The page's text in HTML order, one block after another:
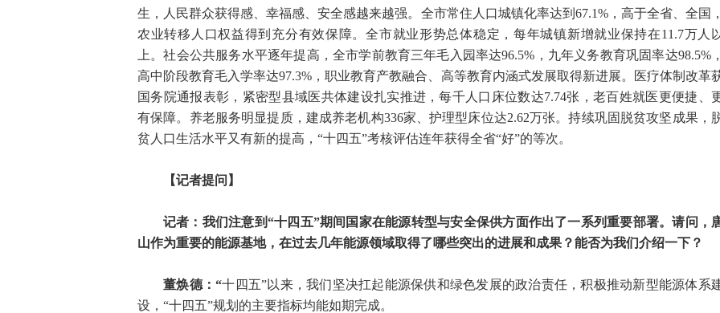
生，人民群众获得感、幸福感、安全感越来越强。全市常住人口城镇化率达到67.1%，高于全省、全国，
农业转移人口权益得到充分有效保障。全市就业形势总体稳定，每年城镇新增就业保持在11.7万人
上。社会公共服务水平逐年提高，全市学前教育三年毛入园率达96.5%，九年义务教育巩固率达98.5%，
高中阶段教育毛入学率达97.3%，职业教育产教融合、高等教育内涵式发展取得新进展。医疗体制改革
国务院通报表彰，紧密型县域医共体建设扎实推进，每千人口床位数达7.74张，老百姓就医更便捷、
有保障。养老服务明显提质，建成养老机构336家、护理型床位达2.62万张。持续巩固脱贫攻坚成果，
贫人口生活水平又有新的提高，“十四五”考核评估连年获得全省“好”的等次。
【记者提问】
记者：我们注意到“十四五”期间国家在能源转型与安全保供方面作出了一系列重要部署。请问，
山作为重要的能源基地，在过去几年能源领域取得了哪些突出的进展和成果？能否为我们介绍一下？
董焕德：“十四五”以来，我们坚决扛起能源保供和绿色发展的政治责任，积极推动新型能源体系
设，“十四五”规划的主要指标均能如期完成。